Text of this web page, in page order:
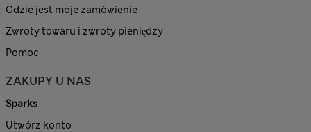
Gdzie jest moje zamówienie
Zwroty towaru i zwroty pieniędzy
Pomoc
ZAKUPY U NAS
Sparks
Utwórz konto